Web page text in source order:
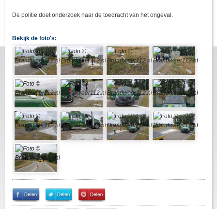
De politie doet onderzoek naar de toedracht van het ongeval.
Bekijk de foto's:
Share
on
Facebook
Share
on
Twitter
Pin
It!